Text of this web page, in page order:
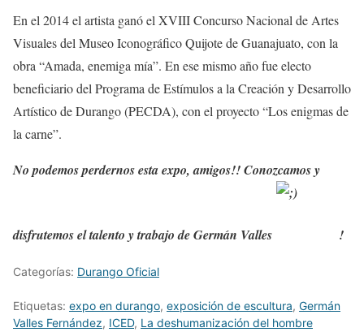
En el 2014 el artista ganó el XVIII Concurso Nacional de Artes
Visuales del Museo Iconográfico Quijote de Guanajuato, con la
obra “Amada, enemiga mía”. En ese mismo año fue electo
beneficiario del Programa de Estímulos a la Creación y Desarrollo
Artístico de Durango (PECDA), con el proyecto “Los enigmas de
la carne”.
No podemos perdernos esta expo, amigos!! Conozcamos y
disfrutemos el talento y trabajo de Germán Valles !
Categorías: Durango Oficial
Etiquetas: expo en durango, exposición de escultura, Germán
Valles Fernández, ICED, La deshumanización del hombre